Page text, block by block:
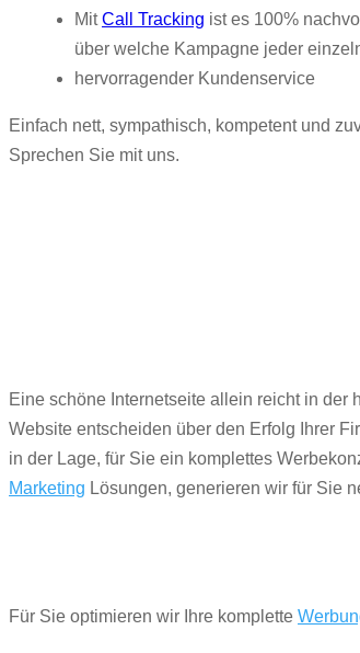
MitCall Tracking ist es 100%
über welche Kampagne jeder
hervorragender Kundenservice
Einfach nett, sympathisch, kompetent und
Sprechen Sie mit uns.
Eine schöne Internetseite allein reicht in der
Website entscheiden über den Erfolg Ihrer
in der Lage, für Sie ein komplettes
Marketing Lösungen, generieren wir für Sie
Für Sie optimieren wir Ihre komplette